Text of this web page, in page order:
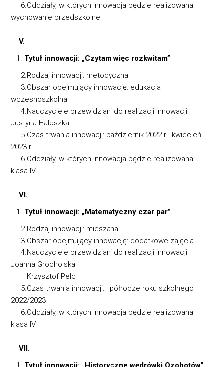
6.Oddziały, w których innowacja będzie realizowana:
wychowanie przedszkolne
V.
Tytuł innowacji: „Czytam więc rozkwitam”
2.Rodzaj innowacji: metodyczna
3.Obszar obejmujący innowację: edukacja
wczesnoszkolna
4.Nauczyciele przewidziani do realizacji innowacji:
Justyna Haloszka
5.Czas trwania innowacji: październik 2022 r.- kwiecień
2023 r.
6.Oddziały, w których innowacja będzie realizowana:
klasa IV
VI.
Tytuł innowacji: „Matematyczny czar par”
2.Rodzaj innowacji: mieszana
3.Obszar obejmujący innowację: dodatkowe zajęcia
4.Nauczyciele przewidziani do realizacji innowacji:
Joanna Grocholska
Krzysztof Pelc
5.Czas trwania innowacji: I półrocze roku szkolnego
2022/2023
6.Oddziały, w których innowacja będzie realizowana:
klasa IV
VII.
Tytuł innowacji: „Historyczne wędrówki Ozobotów”